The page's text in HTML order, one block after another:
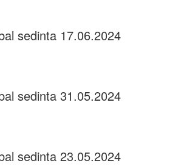
sedinta 17.06.2024
sedinta 31.05.2024
sedinta 23.05.2024